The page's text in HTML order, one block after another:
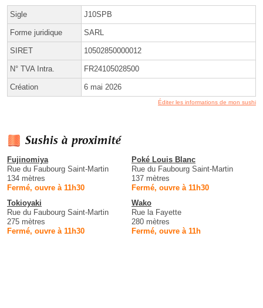
Sigle J10SPB
Forme juridique SARL
SIRET 10502850000012
N° TVA Intra. FR24105028500
Création 6 mai 2026
Éditer les informations de mon sushi
Sushis à proximité
Fujinomiya
Rue du Faubourg Saint-Martin
134 mètres
Fermé, ouvre à 11h30
Poké Louis Blanc
Rue du Faubourg Saint-Martin
137 mètres
Fermé, ouvre à 11h30
Tokioyaki
Rue du Faubourg Saint-Martin
275 mètres
Fermé, ouvre à 11h30
Wako
Rue la Fayette
280 mètres
Fermé, ouvre à 11h